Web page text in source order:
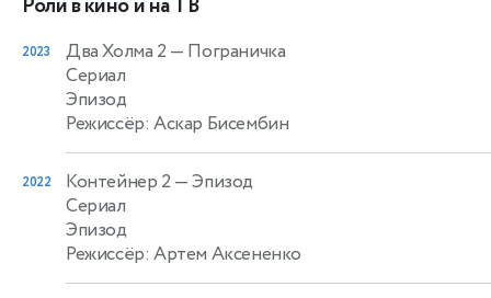
Роли в кино и на ТВ
2023 Два Холма 2 — Пограничка
Сериал
Эпизод
Режиссёр: Аскар Бисембин
2022 Контейнер 2 — Эпизод
Сериал
Эпизод
Режиссёр: Артем Аксененко